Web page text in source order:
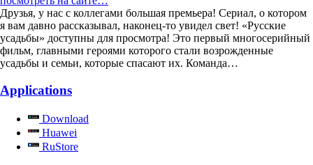
Друзья, у нас с коллегами большая премьера! Сериал, о котором
я вам давно рассказывал, наконец-то увидел свет! «Русские
усадьбы» доступны для просмотра! Это первый многосерийный
фильм, главными героями которого стали возрожденные
усадьбы и семьи, которые спасают их. Команда…
Applications
Download
Huawei
RuStore